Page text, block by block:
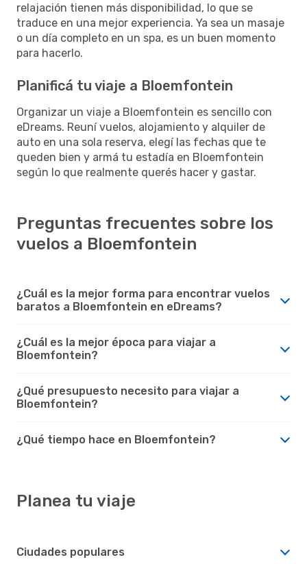
relajación tienen más disponibilidad, lo que se
traduce en una mejor experiencia. Ya sea un masaje
o un día completo en un spa, es un buen momento
para hacerlo.
Planificá tu viaje a Bloemfontein
Organizar un viaje a Bloemfontein es sencillo con
eDreams. Reuní vuelos, alojamiento y alquiler de
auto en una sola reserva, elegí las fechas que te
queden bien y armá tu estadía en Bloemfontein
según lo que realmente querés hacer y gastar.
Preguntas frecuentes sobre los
vuelos a Bloemfontein
¿Cuál es la mejor forma para encontrar vuelos
baratos a Bloemfontein en eDreams?
¿Cuál es la mejor época para viajar a
Bloemfontein?
¿Qué presupuesto necesito para viajar a
Bloemfontein?
¿Qué tiempo hace en Bloemfontein?
Planea tu viaje
Ciudades populares